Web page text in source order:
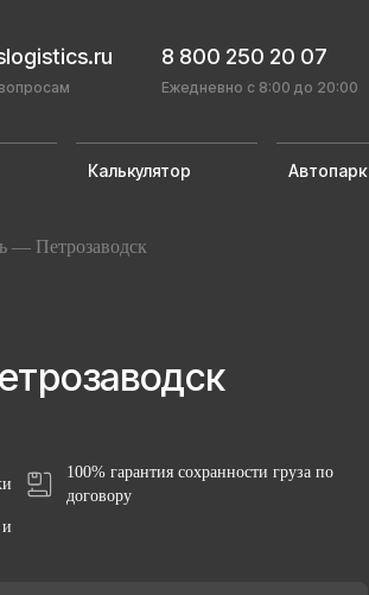
8 800 250 20 07
Ежедневно с 8:00 до 20:00
Калькулятор Автопарк
— Петрозаводск
100% гарантия сохранности груза по
договору